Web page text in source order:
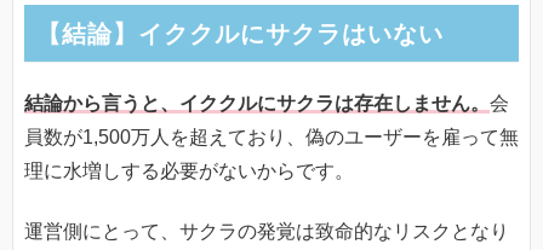
【結論】イククルにサクラはいない
結論から言うと、イククルにサクラは存在しません。 会
員数が1,500万人を超えており、偽のユーザーを雇って無
理に水増しする必要がないからです。
運営側にとって、サクラの発覚は致命的なリスクとなり